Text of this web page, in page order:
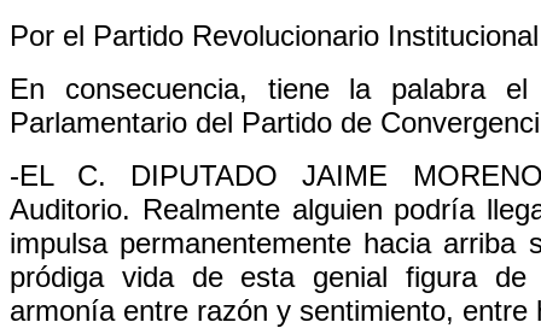
Por el Partido Revolucionario
En consecuencia, tiene la palabra
Parlamentario del Partido de
-EL C. DIPUTADO JAIME
Auditorio. Realmente alguien podría
impulsa permanentemente hacia
pródiga vida de esta genial figura de
armonía entre razón y sentimiento, entre